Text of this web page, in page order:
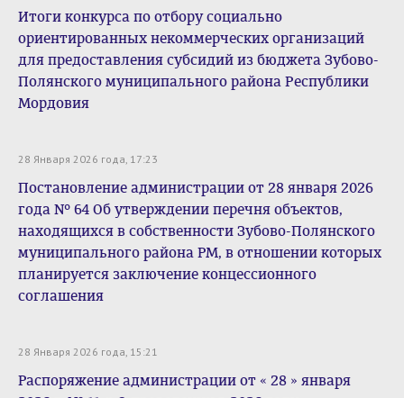
Итоги конкурса по отбору социально
ориентированных некоммерческих организаций
для предоставления субсидий из бюджета Зубово-
Полянского муниципального района Республики
Мордовия
28 Января 2026 года, 17:23
Постановление администрации от 28 января 2026
года № 64 Об утверждении перечня объектов,
находящихся в собственности Зубово-Полянского
муниципального района РМ, в отношении которых
планируется заключение концессионного
соглашения
28 Января 2026 года, 15:21
Распоряжение администрации от « 28 » января